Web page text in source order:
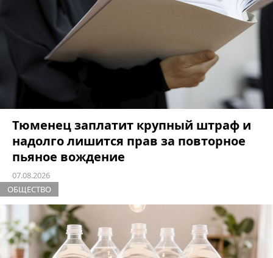
Тюменец заплатит крупный штраф и
надолго лишится прав за повторное
пьяное вождение
07.08.2026
ОБЩЕСТВО